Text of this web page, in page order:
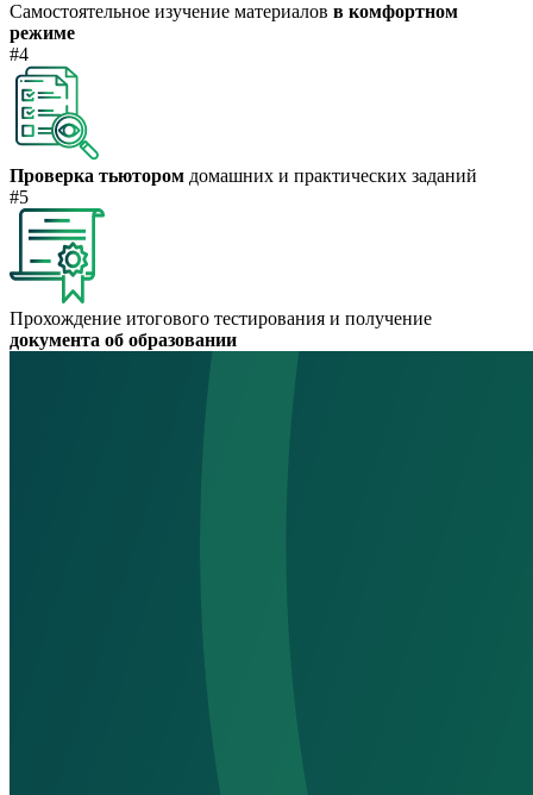
Самостоятельное изучение материалов в комфортном
режиме
#4
Проверка тьютором домашних и практических заданий
#5
Прохождение итогового тестирования и получение
документа об образовании